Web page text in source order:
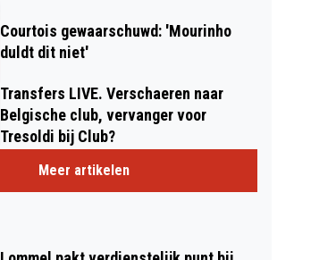
Courtois gewaarschuwd: 'Mourinho
duldt dit niet'
Transfers LIVE. Verschaeren naar
Belgische club, vervanger voor
Tresoldi bij Club?
Meer artikelen